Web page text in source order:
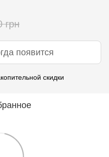
грн
появится
скидки